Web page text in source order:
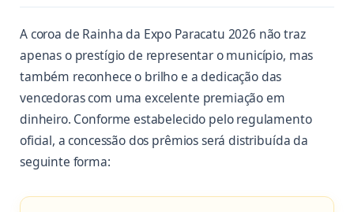
A coroa de Rainha da Expo Paracatu 2026 não traz
apenas o prestígio de representar o município, mas
também reconhece o brilho e a dedicação das
vencedoras com uma excelente premiação em
dinheiro. Conforme estabelecido pelo regulamento
oficial, a concessão dos prêmios será distribuída da
seguinte forma: